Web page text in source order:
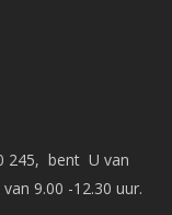
245, bent U van
9.00 -12.30 uur.